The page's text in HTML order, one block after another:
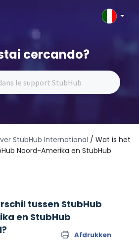
cercando?
StubHub International / Wat is het
Noord-Amerika en StubHub
tussen StubHub
en StubHub
Afdrukken